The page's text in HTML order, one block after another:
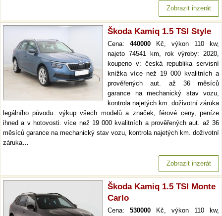
Zobrazit inzerát
Škoda Kamiq 1.5 TSI Style
Cena: 440000 Kč, výkon 110 kw,
najeto 74541 km, rok výroby: 2020,
koupeno v: česká republika servisní
knížka více než 19 000 kvalitních a
prověřených aut. až 36 měsíců
garance na mechanický stav vozu,
kontrola najetých km. doživotní záruka
legálního původu. výkup všech modelů a značek, férové ceny, peníze
ihned a v hotovosti. více než 19 000 kvalitních a prověřených aut. až 36
měsíců garance na mechanický stav vozu, kontrola najetých km. doživotní
záruka…
Zobrazit inzerát
Škoda Kamiq 1.5 TSI Monte
Carlo
Cena: 530000 Kč, výkon 110 kw,